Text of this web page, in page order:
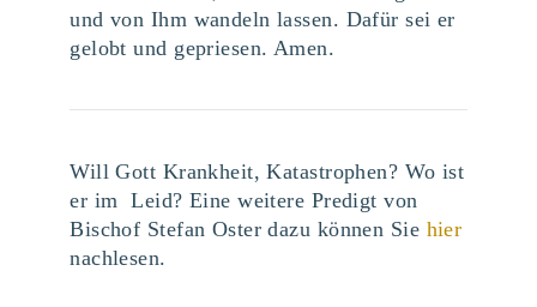
und von Ihm wandeln lassen. Dafür sei er
gelobt und gepriesen. Amen.
Will Gott Krankheit, Katastrophen? Wo ist
er im Leid? Eine weitere Predigt von
Bischof Stefan Oster dazu können Sie hier
nachlesen.